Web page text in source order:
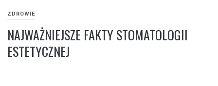
ZDROWIE
NAJWAŻNIEJSZE FAKTY STOMATOLOGII
ESTETYCZNEJ